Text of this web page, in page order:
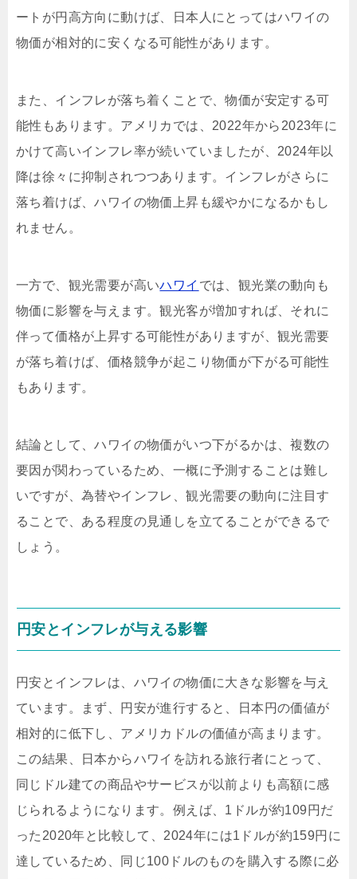
ートが円高方向に動けば、日本人にとってはハワイの
物価が相対的に安くなる可能性があります。
また、インフレが落ち着くことで、物価が安定する可
能性もあります。アメリカでは、2022年から2023年に
かけて高いインフレ率が続いていましたが、2024年以
降は徐々に抑制されつつあります。インフレがさらに
落ち着けば、ハワイの物価上昇も緩やかになるかもし
れません。
一方で、観光需要が高いハワイ では、観光業の動向も
物価に影響を与えます。観光客が増加すれば、それに
伴って価格が上昇する可能性がありますが、観光需要
が落ち着けば、価格競争が起こり物価が下がる可能性
もあります。
結論として、ハワイの物価がいつ下がるかは、複数の
要因が関わっているため、一概に予測することは難し
いですが、為替やインフレ、観光需要の動向に注目す
ることで、ある程度の見通しを立てることができるで
しょう。
円安とインフレが与える影響
円安とインフレは、ハワイの物価に大きな影響を与え
ています。まず、円安が進行すると、日本円の価値が
相対的に低下し、アメリカドルの価値が高まります。
この結果、日本からハワイを訪れる旅行者にとって、
同じドル建ての商品やサービスが以前よりも高額に感
じられるようになります。例えば、1ドルが約109円だ
った2020年と比較して、2024年には1ドルが約159円に
達しているため、同じ100ドルのものを購入する際に必